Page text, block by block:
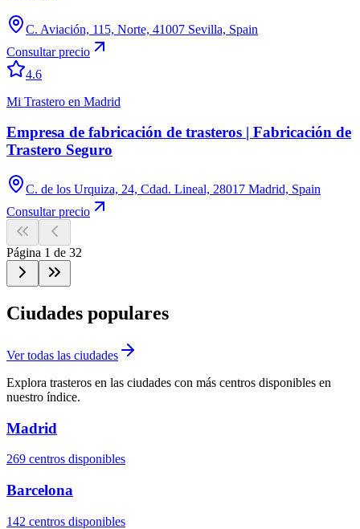
C. Aviación, 115, Norte, 41007 Sevilla, Spain
Consultar precio
4.6
Mi Trastero en Madrid
Empresa de fabricación de trasteros | Fabricación de
Trastero Seguro
C. de los Urquiza, 24, Cdad. Lineal, 28017 Madrid, Spain
Consultar precio
Página 1 de 32
Ciudades populares
Ver todas las ciudades
Explora trasteros en las ciudades con más centros disponibles en
nuestro índice.
Madrid
269 centros disponibles
Barcelona
142 centros disponibles